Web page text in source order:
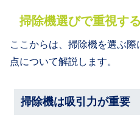
掃除機選びで重視す
ここからは、掃除機を選ぶ
点について解説します。
掃除機は吸引力が重要